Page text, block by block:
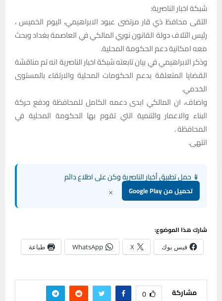
شبكة اخبار الناصرية:
التقى محافظ ذي قار مرتضى عبود الابراهيمي، اليوم الخميس ،
رئيس ائتلاف دولة القانون نوري المالكي في العاصمة بغداد وبحث
معه امكانية دعم الحكومة المحلية.
وذكر الابراهيمي في بيان تابعته شبكة اخبار الناصرية انه تم مناقشة
القضايا المتعلقة بدعم الحكومات المحلية والارتقاء بالمستوى
الخدمي.
واضاف، ان المالكي ابدى دعمه الكامل للمحافظة ودفع حركة
البناء والاعمار والتنمية التي تقوم بها الحكومة المحلية في
المحافظة .
انتهى.
📱 حمل تطبيق أخبار الناصرية وكن على اطلاع دائم
تحميل من Google Play ×
شارك هذا الموضوع:
فيس بوك X
WhatsApp طباعة
مشاركة 0